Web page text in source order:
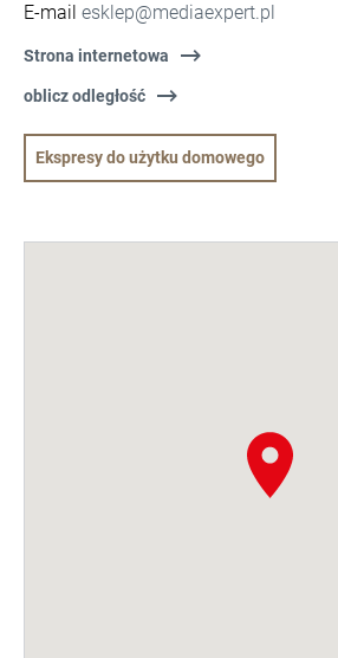
E-mail esklep@mediaexpert.pl
Strona internetowa
oblicz odległość
Ekspresy do użytku domowego